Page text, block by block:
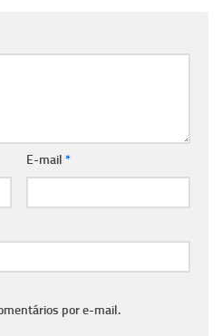
E-mail *
por e-mail.